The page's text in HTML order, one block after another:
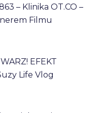
– Klinika OT.CO –
Filmu
EFEKT
Life Vlog